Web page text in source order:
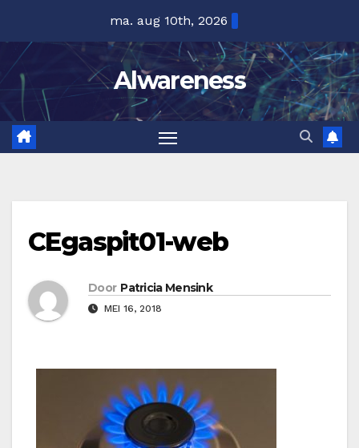
inhoud
ma. aug 10th, 2026
Alwareness
CEgaspit01-web
Door Patricia Mensink
MEI 16, 2018